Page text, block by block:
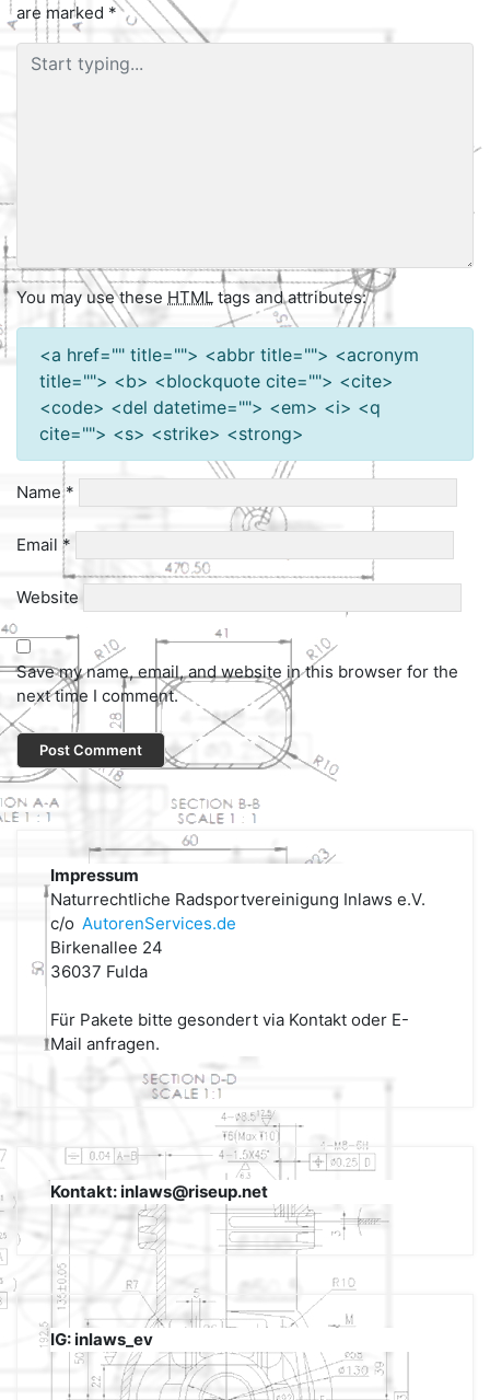
are marked *
You may use these HTML tags and attributes:
<a href="" title=""> <abbr title=""> <acronym
title=""> <b> <blockquote cite=""> <cite>
<code> <del datetime=""> <em> <i> <q
cite=""> <s> <strike> <strong>
Name*
Email *
Website
Save my name, email, and website in this browser for the
next time I comment.
Impressum
Naturrechtliche Radsportvereinigung Inlaws e.V.
c/o AutorenServices.de
Birkenallee 24
36037 Fulda
Für Pakete bitte gesondert via Kontakt oder E-
Mail anfragen.
Kontakt: inlaws@riseup.net
IG: inlaws_ev